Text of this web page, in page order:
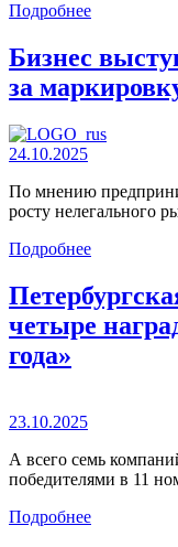
Подробнее
Бизнес
за
24.10.2025
По мнению
росту нелегального
Подробнее
четыре
года»
23.10.2025
А всего семь
победителями в 11
Подробнее